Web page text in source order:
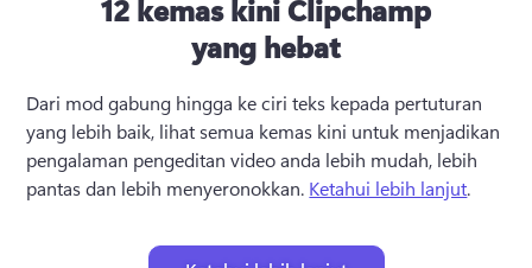
12 kemas kini Clipchamp
yang hebat
Dari mod gabung hingga ke ciri teks kepada pertuturan
yang lebih baik, lihat semua kemas kini untuk menjadikan
pengalaman pengeditan video anda lebih mudah, lebih
pantas dan lebih menyeronokkan. Ketahui lebih lanjut.